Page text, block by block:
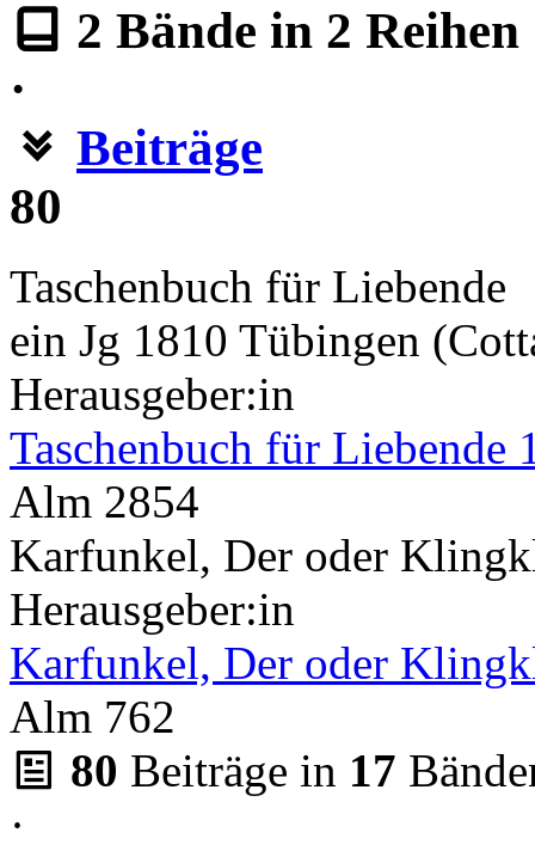
2 Bände in 2 Reihen
·
Beiträge
80
Taschenbuch für Liebende
ein Jg 1810 Tübingen
Herausgeber:in
Taschenbuch für Liebende
Alm 2854
Karfunkel, Der oder
Herausgeber:in
Karfunkel, Der oder
Alm 762
80 Beiträge in 17
·